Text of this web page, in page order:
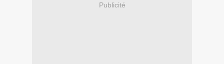
Publicité